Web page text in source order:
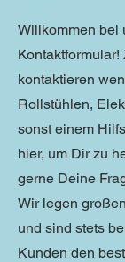
Willkommen bei
kontaktieren
Rollstühlen,
sonst einem
hier, um Dir zu
gerne Deine
Wir legen
und sind stets
Kunden den